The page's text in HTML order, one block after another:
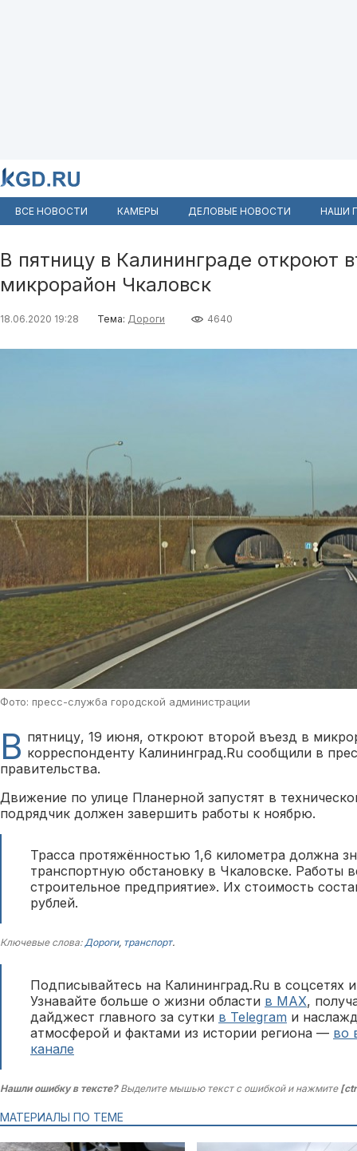
ВСЕ НОВОСТИ КАМЕРЫ ДЕЛОВЫЕ НОВОСТИ НАШИ
В пятницу в Калининграде откроют
микрорайон Чкаловск
18.06.2020 19:28 Тема: Дороги 4640
Фото: пресс-служба городской администрации
В пятницу, 19 июня, откроют второй въезд в
корреспонденту Калининград.Ru сообщили в
правительства.
Движение по улице Планерной запустят в
подрядчик должен завершить работы к ноябрю.
Трасса протяжённостью 1,6 километра должна
транспортную обстановку в Чкаловске. Работы
строительное предприятие». Их стоимость
рублей.
Ключевые слова:Дороги, транспорт.
Подписывайтесь на Калининград.Ru в соцсетях
Узнавайте больше о жизни области в MAX,
дайджест главного за сутки в Telegram и
атмосферой и фактами из истории региона — во
канале
Нашли ошибку в тексте?Выделите мышью текст с ошибкой и нажмите
МАТЕРИАЛЫ ПО ТЕМЕ